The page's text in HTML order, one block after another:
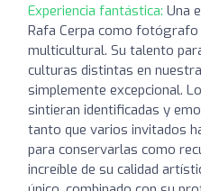
Experiencia fantástica: Una
Rafa Cerpa como fotógrafo
multicultural. Su talento
culturas distintas en
simplemente excepcional.
sintieran identificadas y
tanto que varios invitados
para conservarlas como
increíble de su calidad